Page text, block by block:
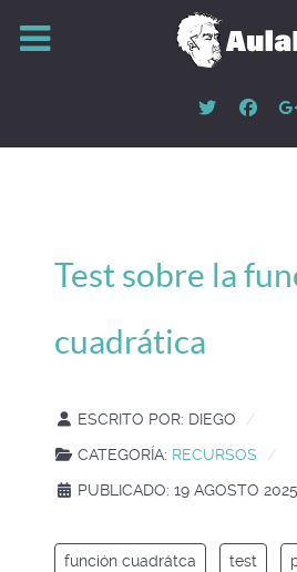
Test sobre la
cuadrática
ESCRITO POR: DIEGO
CATEGORÍA: RECURSOS
PUBLICADO: 19 AGOSTO 2025
función cuadrátca test